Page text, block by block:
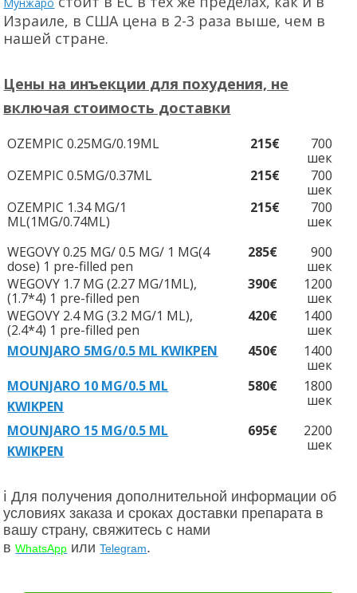
Израиле, в США цена в 2-3 раза выше, чем в
нашей стране.
Цены на инъекции для похудения, не
включая стоимость доставки
700
шек
215€
OZEMPIC 0.25MG/0.19ML
700
шек
215€
OZEMPIC 0.5MG/0.37ML
700
шек
215€
OZEMPIC 1.34 MG/1
ML(1MG/0.74ML)
900
шек
285€
WEGOVY 0.25 MG/ 0.5 MG/ 1 MG(4
dose) 1 pre-filled pen
1200
шек
390€
WEGOVY 1.7 MG (2.27 MG/1ML),
(1.7*4) 1 pre-filled pen
1400
шек
420€
WEGOVY 2.4 MG (3.2 MG/1 ML),
(2.4*4) 1 pre-filled pen
1400
шек
450€
MOUNJARO 5MG/0.5 ML KWIKPEN
1800
шек
580€
MOUNJARO 10 MG/0.5 ML
KWIKPEN
2200
шек
695€
MOUNJARO 15 MG/0.5 ML
KWIKPEN
ℹ Для получения дополнительной информации об
условиях заказа и сроках доставки препарата в
вашу страну, свяжитесь с нами
вWhatsApp илиTelegram.